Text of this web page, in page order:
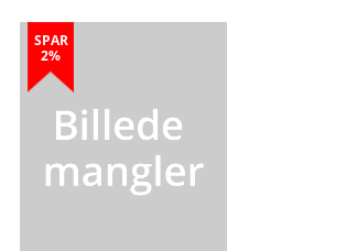
SPAR
2%